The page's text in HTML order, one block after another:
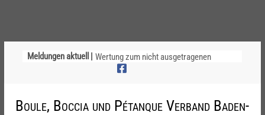
Meldungen aktuell | Wertung zum nicht ausgetragenen
Nachholspiel SC Käfertal 2 – TV Waldhof
Einladung zum Schiri-Cup 2026 mit
Boule, Boccia und Pétanque Verband Baden-